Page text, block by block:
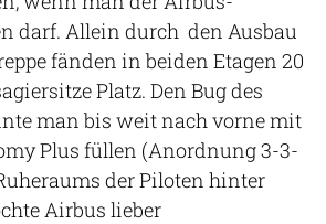
darf. Allein durch den Ausbau
fänden in beiden Etagen 20
Platz. Den Bug des
man bis weit nach vorne mit
Plus füllen (Anordnung 3-3-
der Piloten hinter
Airbus lieber